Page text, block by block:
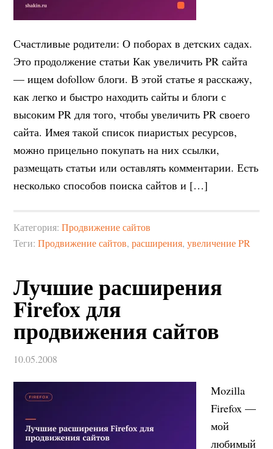
Счастливые родители: О поборах в детских садах.
Это продолжение статьи Как увеличить PR сайта
— ищем dofollow блоги. В этой статье я расскажу,
как легко и быстро находить сайты и блоги с
высоким PR для того, чтобы увеличить PR своего
сайта. Имея такой список пиаристых ресурсов,
можно прицельно покупать на них ссылки,
размещать статьи или оставлять комментарии. Есть
несколько способов поиска сайтов и […]
Категория:Продвижение сайтов
Теги:Продвижение сайтов,расширения,увеличение PR
Лучшие расширения
Firefox для
продвижения сайтов
10.05.2008
Mozilla
Firefox —
мой
любимый